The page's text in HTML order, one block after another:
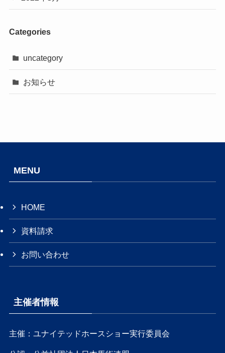
Categories
uncategory
お知らせ
MENU
HOME
資料請求
お問い合わせ
主催者情報
主催：ユナイテッドホースショー実行委員会